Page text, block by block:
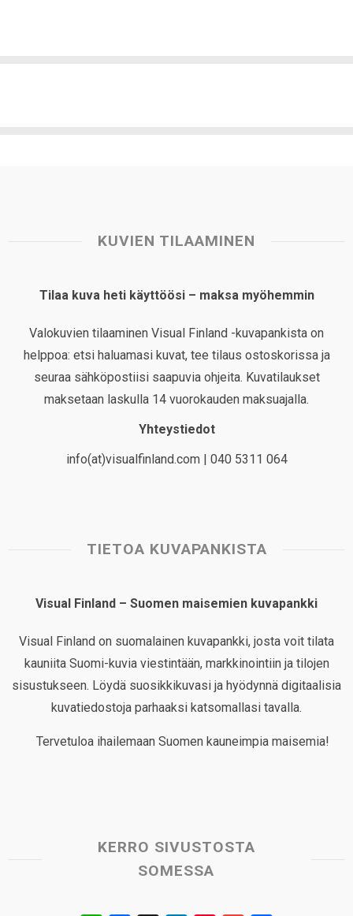
KUVIEN TILAAMINEN
Tilaa kuva heti käyttöösi – maksa myöhemmin
Valokuvien tilaaminen Visual Finland -kuvapankista on
helppoa: etsi haluamasi kuvat, tee tilaus ostoskorissa ja
seuraa sähköpostiisi saapuvia ohjeita. Kuvatilaukset
maksetaan laskulla 14 vuorokauden maksuajalla.
Yhteystiedot
info(at)visualfinland.com | 040 5311 064
TIETOA KUVAPANKISTA
Visual Finland – Suomen maisemien kuvapankki
Visual Finland on suomalainen kuvapankki, josta voit tilata
kauniita Suomi-kuvia viestintään, markkinointiin ja tilojen
sisustukseen. Löydä suosikkikuvasi ja hyödynnä digitaalisia
kuvatiedostoja parhaaksi katsomallasi tavalla.
Tervetuloa ihailemaan Suomen kauneimpia maisemia!
KERRO SIVUSTOSTA
SOMESSA